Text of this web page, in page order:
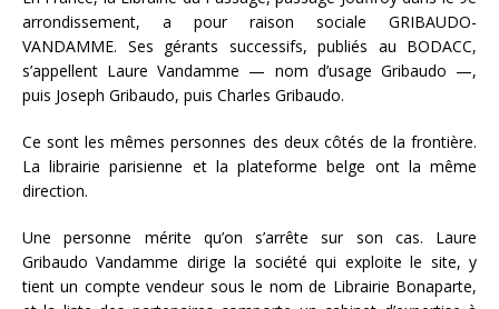
arrondissement, a pour raison sociale GRIBAUDO-
VANDAMME. Ses gérants successifs, publiés au BODACC,
s’appellent Laure Vandamme — nom d’usage Gribaudo —,
puis Joseph Gribaudo, puis Charles Gribaudo.
Ce sont les mêmes personnes des deux côtés de la frontière.
La librairie parisienne et la plateforme belge ont la même
direction.
Une personne mérite qu’on s’arrête sur son cas. Laure
Gribaudo Vandamme dirige la société qui exploite le site, y
tient un compte vendeur sous le nom de Librairie Bonaparte,